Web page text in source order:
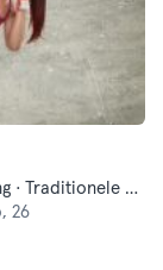
Bokssport · Fitness · Moderne Zelfverdediging · Traditionele Aziatische Vechtsporten
26